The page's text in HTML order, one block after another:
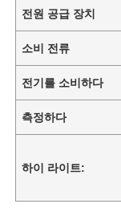
전원 공급 장치
소비 전류
전기를 소비하다
측정하다
하이 라이트: